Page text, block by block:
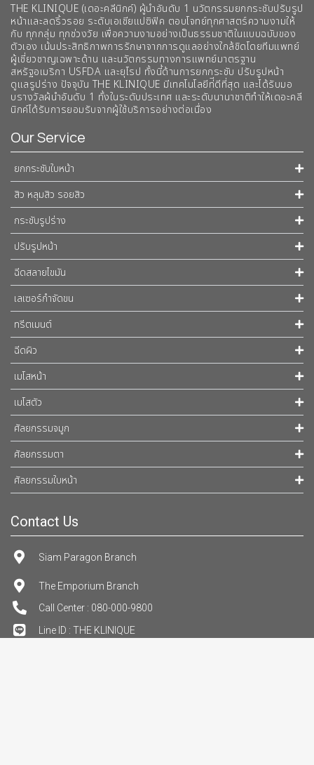
THE KLINIQUE (เดอะคลีนิกค์) ผู้นำอันดับ 1 นวัตกรรมยกกระชับปรับรูป
หน้าและลดริ้วรอย ระดับเอเชียแปซิฟิค ตอบโจทย์ทุกศาสตร์ความงามให้
กับ ทุกกลุ่ม ทุกช่วงวัย เพื่อความงามอย่างเป็นธรรมชาติในแบบฉบับของ
ตัวเอง เน้นประสิทธิภาพการรักษาจากการดูแลอย่างใกล้ชิดโดยทีมแพทย์
ผู้เชี่ยวชาญเฉพาะด้าน และนวัตกรรมทางการแพทย์มาตรฐาน
สหรัฐอเมริกา USFDA และยุโรป ทั้งนี้ด้านการยกกระชับ ปรับรูปหน้า
ดูแลรูปร่าง ปัจจุบัน THE KLINIQUE มีเทคโนโลยีท่ีดีที่สุด และได้รับมอ
บรางวัลผ้นำอันดับ 1 ทั้งในระดับประเทศ และระดับนานาชาติทําให้เดอะคลี
นิกค์ได้รับการยอมรับจากผู้ใช้บริการอย่างต่อเนื่อง
Our Service
ยกกระชับใบหน้า
สิว หลุมสิว รอยสิว
กระชับรูปร่าง
ปรับรูปหน้า
ฉีดสลายไขมัน
เลเซอร์กำจัดขน
ทรีตเมนต์
ฉีดผิว
เมโสหน้า
เมโสตัว
ศัลยกรรมจมูก
ศัลยกรรมตา
ศัลยกรรมใบหน้า
Contact Us
Siam Paragon Branch
The Emporium Branch
Call Center : 080-000-9800
Line ID : THE KLINIQUE